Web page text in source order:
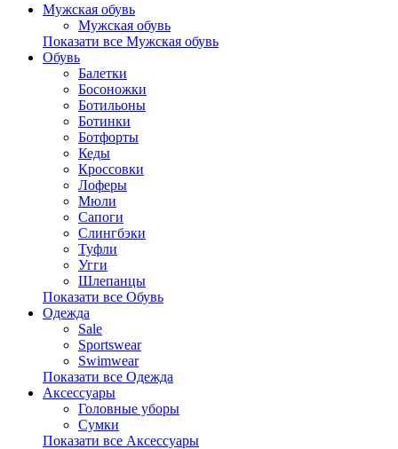
Мужская обувь
Мужская обувь
Показати все Мужская обувь
Обувь
Балетки
Босоножки
Ботильоны
Ботинки
Ботфорты
Кеды
Кроссовки
Лоферы
Мюли
Сапоги
Слингбэки
Туфли
Угги
Шлепанцы
Показати все Обувь
Одежда
Sale
Sportswear
Swimwear
Показати все Одежда
Аксессуары
Головные уборы
Сумки
Показати все Аксессуары